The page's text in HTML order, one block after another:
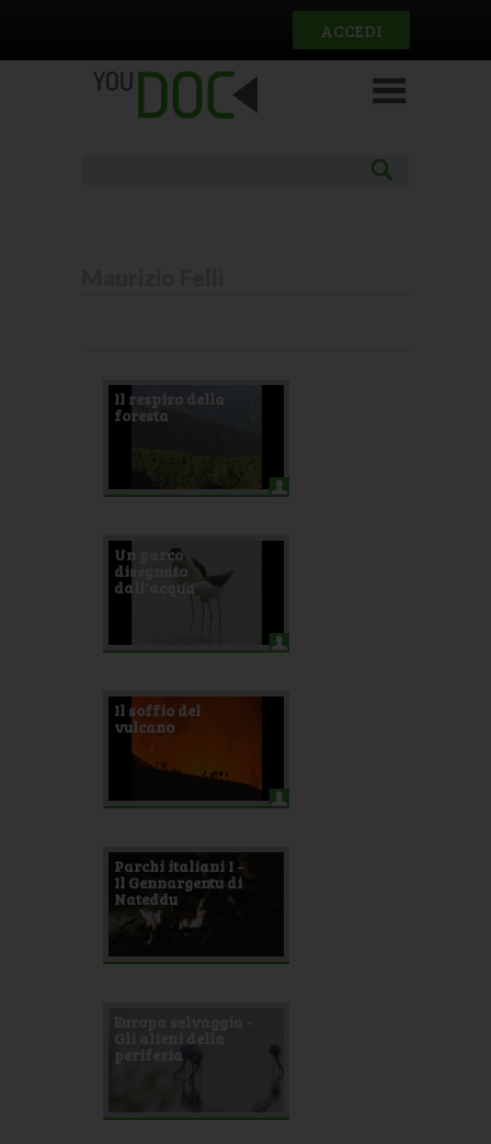
ACCEDI
Il respiro della
foresta
Un parco
disegnato
dall'acqua
Il soffio del
vulcano
Parchi italiani I -
Il Gennargentu di
Nateddu
periferia